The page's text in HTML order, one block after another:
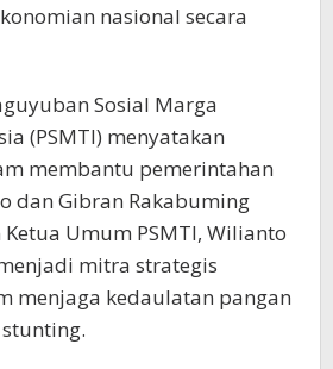
nasional secara
Sosial Marga
(PSMTI) menyatakan
membantu pemerintahan
dan Gibran Rakabuming
Ketua Umum PSMTI, Wilianto
mitra strategis
menjaga kedaulatan pangan